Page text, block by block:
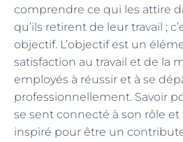
comprendre ce qui les attire
qu’ils retirent de leur travail ;
objectif. L’objectif est un
satisfaction au travail et de la
employés à réussir et à se
professionnellement. Savoir
se sent connecté à son rôle
inspiré pour être un